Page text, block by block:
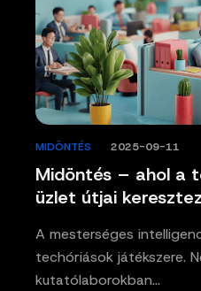
Midöntés – ahol a
üzlet útjai
MIDÖNTÉS 2025-09-11
A mesterséges
techóriások játékszere.
kutatólaborokban…